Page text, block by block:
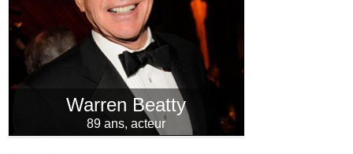
Warren Beatty
89 ans, acteur